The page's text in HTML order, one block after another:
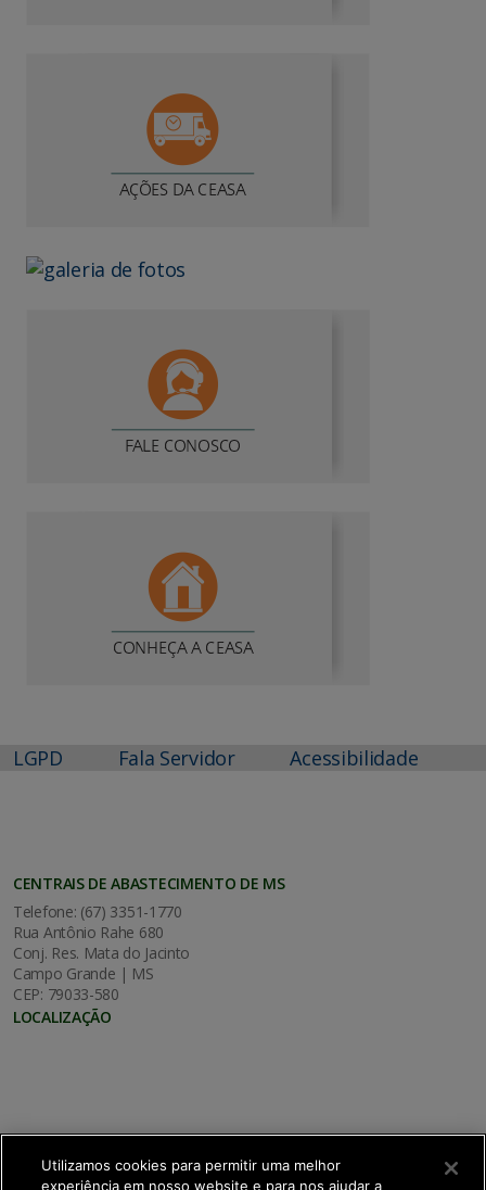
LGPD Fala Servidor Acessibilidade
CENTRAIS DE ABASTECIMENTO DE MS
Telefone: (67) 3351-1770
Rua Antônio Rahe 680
Conj. Res. Mata do Jacinto
Campo Grande | MS
CEP: 79033-580
LOCALIZAÇÃO
Utilizamos cookies para permitir uma melhor
experiência em nosso website e para nos ajudar a